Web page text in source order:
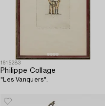
1615283
Philippe Collage
"Les Vanquers".